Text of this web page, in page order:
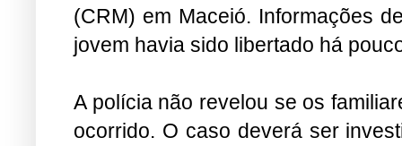
(CRM) em Maceió. Informações
jovem havia sido libertado há
A polícia não revelou se os
ocorrido. O caso deverá ser